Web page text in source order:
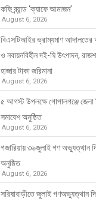
কফি ব্র্যান্ড ‘ক্যাফে আমাজন’
August 6, 2026
বিএসটিআইর ভ্রাম্যমাণ আদালতের
ও নবায়নবিহীন দই-ঘি উৎপাদন,
হাজার টাকা জরিমানা
August 6, 2026
৫ আগস্ট উপলক্ষে গোপালগঞ্জে জেলা
সমাবেশ অনুষ্ঠিত
August 6, 2026
গজারিয়ায় ৩৬জুলাই গণ অভ্যুত্থান
অনুষ্ঠিত
August 6, 2026
সরিষাবাড়ীতে জুলাই গণঅভ্যুত্থান